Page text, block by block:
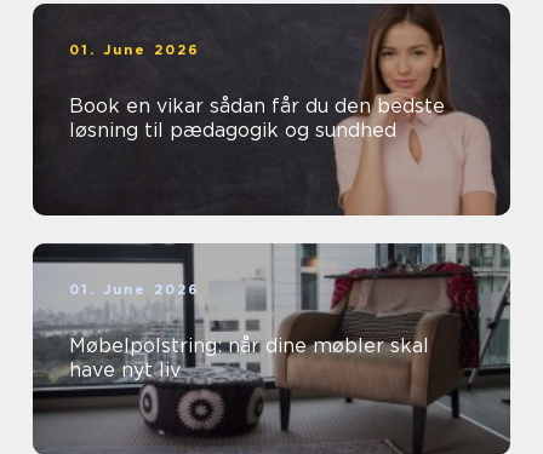
01. June 2026
Book en vikar sådan får du den bedste
løsning til pædagogik og sundhed
01. June 2026
Møbelpolstring: når dine møbler skal
have nyt liv